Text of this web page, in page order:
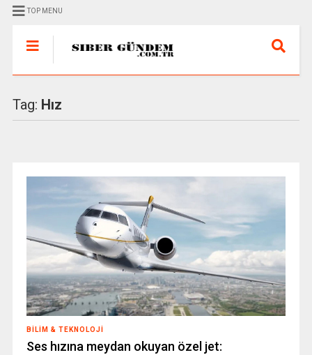
TOP MENU
Tag: Hız
BILIM & TEKNOLOJI
Ses hızına meydan okuyan özel jet: